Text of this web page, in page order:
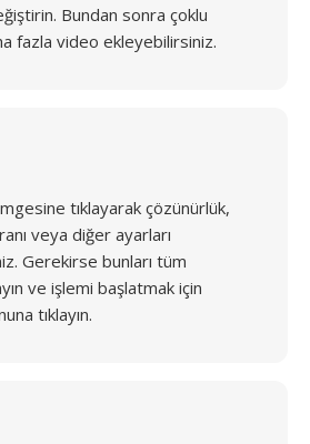
Bundan sonra çoklu
fazla video ekleyebilirsiniz.
tıklayarak çözünürlük,
veya diğer ayarları
Gerekirse bunları tüm
ve işlemi başlatmak için
tıklayın.